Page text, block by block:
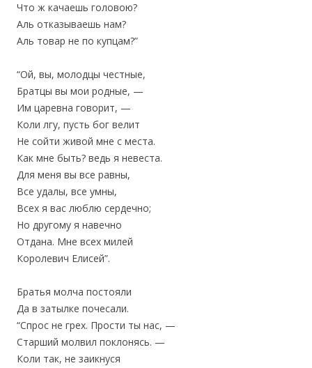
Что ж качаешь головою?
Аль отказываешь нам?
Аль товар не по купцам?”
“Ой, вы, молодцы честные,
Братцы вы мои родные, —
Им царевна говорит, —
Коли лгу, пусть бог велит
Не сойти живой мне с места.
Как мне быть? ведь я невеста.
Для меня вы все равны,
Все удалы, все умны,
Всех я вас люблю сердечно;
Но другому я навечно
Отдана. Мне всех милей
Королевич Елисей”.
Братья молча постояли
Да в затылке почесали.
“Спрос не грех. Прости ты нас, —
Старший молвил поклонясь. —
Коли так, не заикнуся